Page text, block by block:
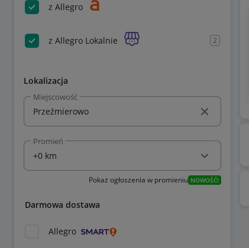
z Allegro
z Allegro Lokalnie 2
Lokalizacja
Miejscowość
Promień
Pokaż ogłoszenia w promieniu NOWOŚĆ!
Darmowa dostawa
Allegro